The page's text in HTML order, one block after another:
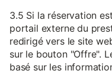
3.5 Si la réservation
portail externe du
redirigé vers le site
sur le bouton "Offre".
basé sur les